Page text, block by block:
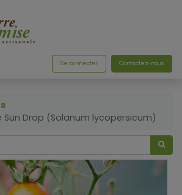
Se connecter Contactez-nous
Sun Drop (Solanum lycopersicum)